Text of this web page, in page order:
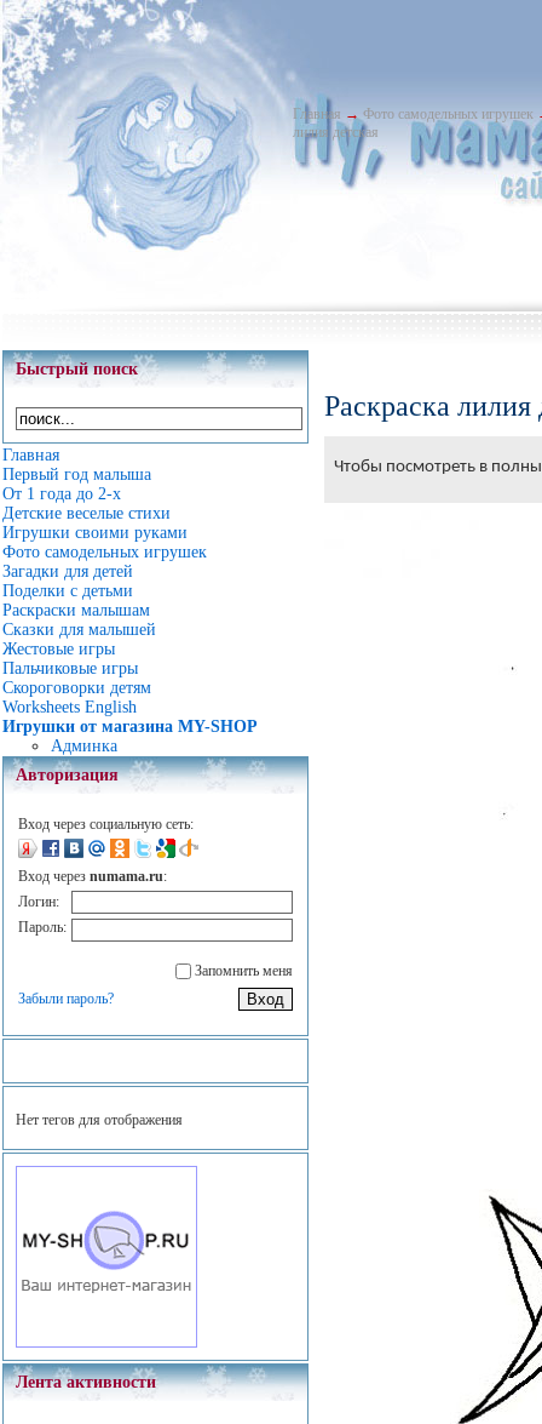
Главная → Фото самодельных игрушек
лилия детская
Быстрый поиск
Главная
Первый год малыша
От 1 года до 2-х
Детские веселые стихи
Игрушки своими руками
Фото самодельных игрушек
Загадки для детей
Поделки с детьми
Раскраски малышам
Сказки для малышей
Жестовые игры
Пальчиковые игры
Скороговорки детям
Worksheets English
Игрушки от магазина MY-SHOP
Админка
Авторизация
Вход через социальную сеть:
Вход через numama.ru:
Логин:
Пароль:
Запомнить меня
Забыли пароль?
Нет тегов для отображения
Лента активности
Раскраска лилия
Чтобы посмотреть в